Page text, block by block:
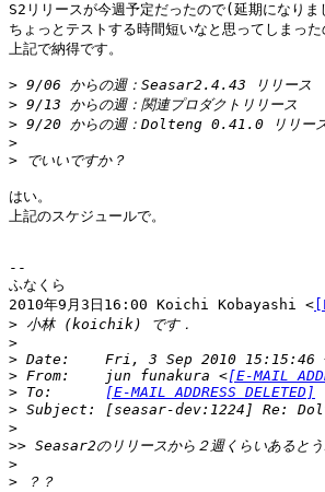
S2リリースが今週予定だったので(延期になりま
ちょっとテストする時間短いなと思ってしまっ
上記で納得です。
>
>
>
>
>
はい。
上記のスケジュールで。
--
ふなくら
2010年9月3日16:00 Koichi Kobayashi <
>
>
>
> From:    jun funakura <[E-MAIL
> To:
[E-MAIL ADDRESS DELETED]
>
>
>>
>
>